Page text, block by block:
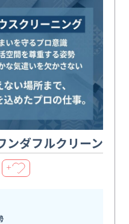
ンダフルクリーン
＋